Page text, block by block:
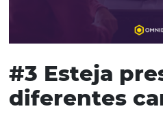
Com o crescimento
mercado brasileiro, que
experiência de
como um nativo através da
acomodações com valores